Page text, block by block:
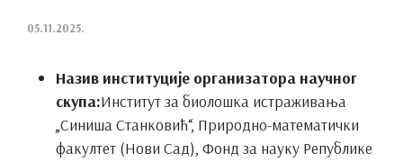
05.11.2025.
Назив институције организатора научног
скупа:Институт за биолошка истраживања
„Синиша Станковић“, Природно-математички
факултет (Нови Сад), Фонд за науку Републике